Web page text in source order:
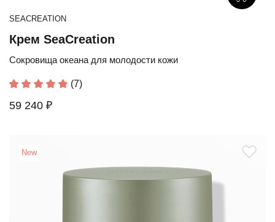
SEACREATION
Крем SeaCreation
Сокровища океана для молодости кожи
(7)
59 240 ₽
New